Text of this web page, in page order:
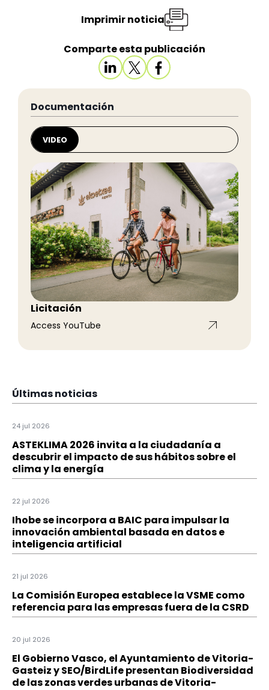
Comparte esta publicación
Imprimir noticia
Documentación
VIDEO
Licitación
Access YouTube
Últimas noticias
24 jul 2026
ASTEKLIMA 2026 invita a la ciudadanía a
descubrir el impacto de sus hábitos sobre el
clima y la energía
22 jul 2026
Ihobe se incorpora a BAIC para impulsar la
innovación ambiental basada en datos e
inteligencia artificial
21 jul 2026
La Comisión Europea establece la VSME como
referencia para las empresas fuera de la CSRD
20 jul 2026
El Gobierno Vasco, el Ayuntamiento de Vitoria-
Gasteiz y SEO/BirdLife presentan Biodiversidad
de las zonas verdes urbanas de Vitoria-